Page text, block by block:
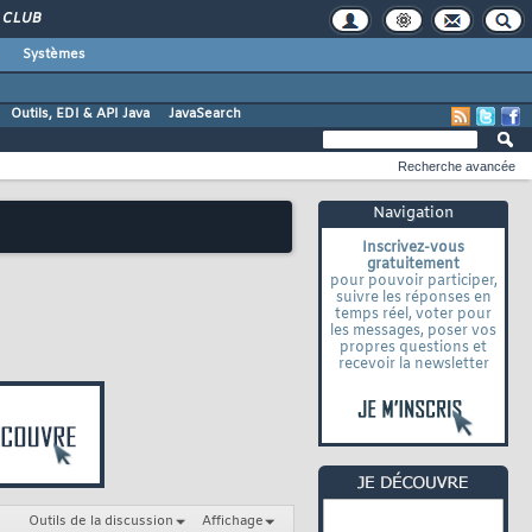
CLUB
Systèmes
Outils, EDI & API Java JavaSearch
Navigation
Inscrivez-vous
gratuitement
pour pouvoir participer,
suivre les réponses en
temps réel, voter pour
les messages, poser vos
propres questions et
recevoir la newsletter
Recherche avancée
Outils de la discussion Affichage